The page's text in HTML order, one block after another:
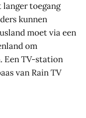
langer toegang
kunnen
moet via een
om
Een TV-station
van Rain TV